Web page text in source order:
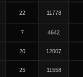
22 11778
7 4642
20 12007
25 11558